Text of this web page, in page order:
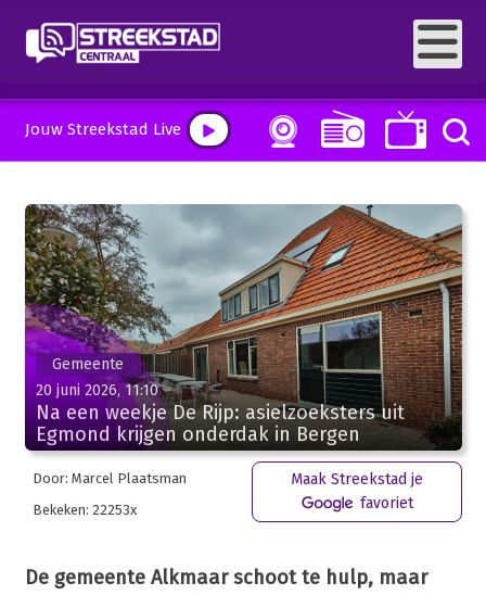
Jouw Streekstad Live
Gemeente
20 juni 2026, 11:10
Na een weekje De Rijp: asielzoeksters uit
Egmond krijgen onderdak in Bergen
Door: Marcel Plaatsman
Bekeken: 22253x
Maak Streekstad je
favoriet
De gemeente Alkmaar schoot te hulp, maar